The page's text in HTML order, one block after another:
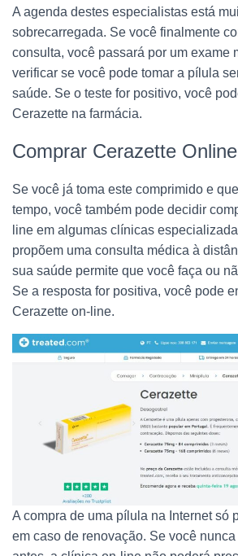
A agenda destes especialistas está
sobrecarregada. Se você finalmente
consulta, você passará por um exame
verificar se você pode tomar a pílula
saúde. Se o teste for positivo, você
Cerazette na farmácia.
Comprar Cerazette
Se você já toma este comprimido e
tempo, você também pode decidir
line em algumas clínicas
propõem uma consulta médica à
sua saúde permite que você faça ou
Se a resposta for positiva, você pode
Cerazette on-line.
A compra de uma pílula na Internet só
em caso de renovação. Se você